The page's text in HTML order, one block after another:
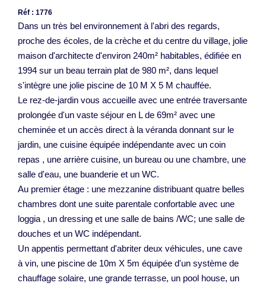
Réf : 1776
Dans un très bel environnement à l'abri des regards,
proche des écoles, de la crèche et du centre du village, jolie
maison d'architecte d'environ 240m² habitables, édifiée en
1994 sur un beau terrain plat de 980 m², dans lequel
s'intègre une jolie piscine de 10 M X 5 M chauffée.
Le rez-de-jardin vous accueille avec une entrée traversante
prolongée d'un vaste séjour en L de 69m² avec une
cheminée et un accès direct à la véranda donnant sur le
jardin, une cuisine équipée indépendante avec un coin
repas , une arrière cuisine, un bureau ou une chambre, une
salle d'eau, une buanderie et un WC.
Au premier étage : une mezzanine distribuant quatre belles
chambres dont une suite parentale confortable avec une
loggia , un dressing et une salle de bains /WC; une salle de
douches et un WC indépendant.
Un appentis permettant d'abriter deux véhicules, une cave
à vin, une piscine de 10m X 5m équipée d'un système de
chauffage solaire, une grande terrasse, un pool house, un